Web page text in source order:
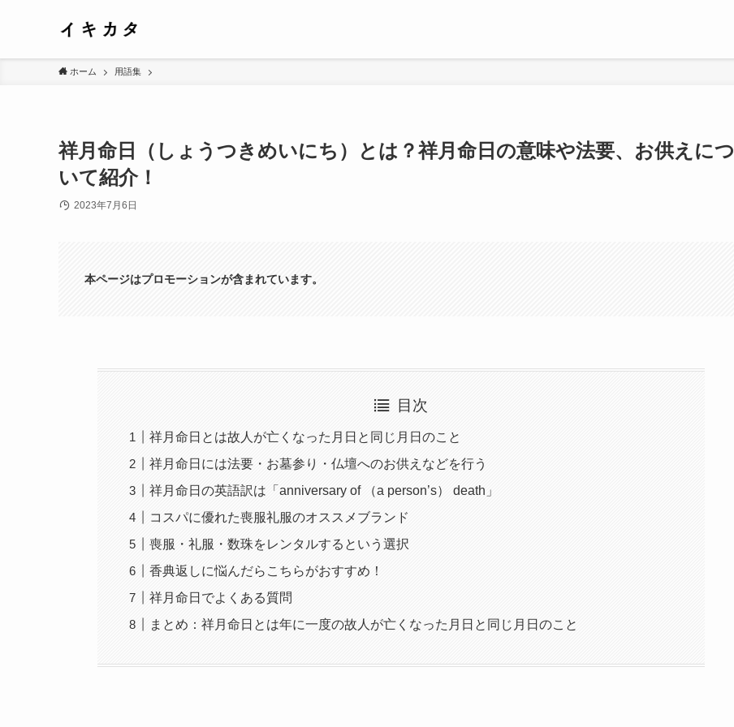
ホーム 用語集
祥月命日（しょうつきめいにち）とは？祥月命日の意味や法要、お供えにつ
いて紹介！
2023年7月6日
本ページはプロモーションが含まれています。
目次
祥月命日とは故人が亡くなった月日と同じ月日のこと
祥月命日には法要・お墓参り・仏壇へのお供えなどを行う
祥月命日の英語訳は「anniversary of （a person’s） death」
コスパに優れた喪服礼服のオススメブランド
喪服・礼服・数珠をレンタルするという選択
香典返しに悩んだらこちらがおすすめ！
祥月命日でよくある質問
まとめ：祥月命日とは年に一度の故人が亡くなった月日と同じ月日のこと